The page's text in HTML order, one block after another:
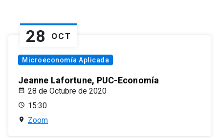
28 OCT
Microeconomía Aplicada
Jeanne Lafortune, PUC-Economía
28 de Octubre de 2020
15:30
Zoom